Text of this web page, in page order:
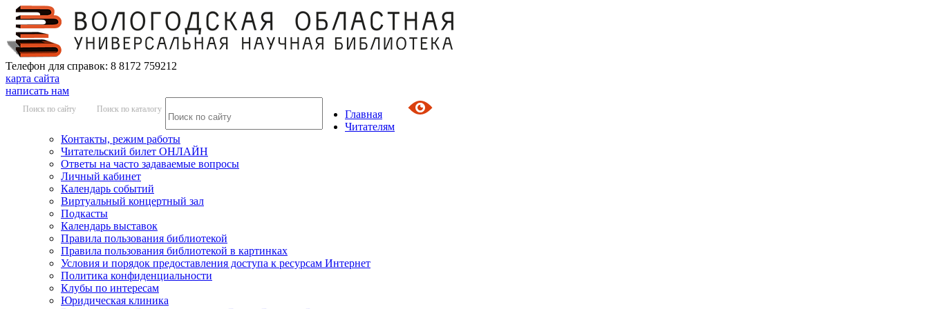
Телефон для справок: 8 8172 759212
карта сайта
написать нам
Поиск по сайту Поиск по каталогу
Главная
Читателям
Контакты, режим работы
Читательский билет ОНЛАЙН
Ответы на часто задаваемые вопросы
Личный кабинет
Календарь событий
Виртуальный концертный зал
Подкасты
Календарь выставок
Правила пользования библиотекой
Правила пользования библиотекой в картинках
Условия и порядок предоставления доступа к ресурсам Интернет
Политика конфиденциальности
Клубы по интересам
Юридическая клиника